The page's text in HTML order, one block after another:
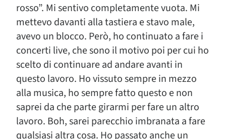
rosso”. Mi sentivo completamente vuota. Mi
mettevo davanti alla tastiera e stavo male,
avevo un blocco. Però, ho continuato a fare i
concerti live, che sono il motivo poi per cui ho
scelto di continuare ad andare avanti in
questo lavoro. Ho vissuto sempre in mezzo
alla musica, ho sempre fatto questo e non
saprei da che parte girarmi per fare un altro
lavoro. Boh, sarei parecchio imbranata a fare
qualsiasi altra cosa. Ho passato anche un